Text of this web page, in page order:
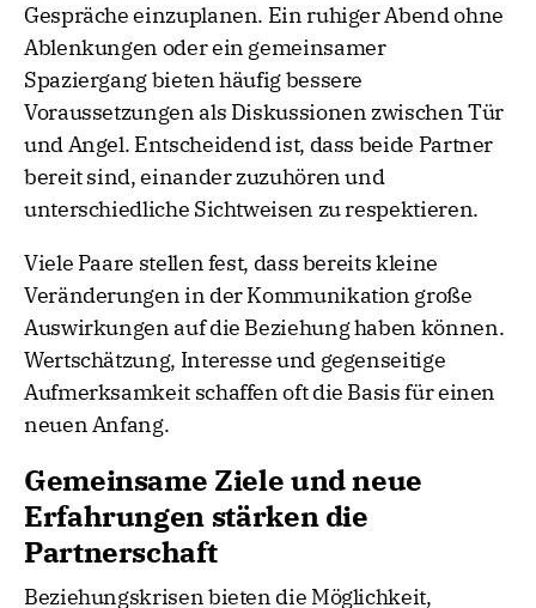
Gespräche einzuplanen. Ein ruhiger Abend ohne
Ablenkungen oder ein gemeinsamer
Spaziergang bieten häufig bessere
Voraussetzungen als Diskussionen zwischen Tür
und Angel. Entscheidend ist, dass beide Partner
bereit sind, einander zuzuhören und
unterschiedliche Sichtweisen zu respektieren.
Viele Paare stellen fest, dass bereits kleine
Veränderungen in der Kommunikation große
Auswirkungen auf die Beziehung haben können.
Wertschätzung, Interesse und gegenseitige
Aufmerksamkeit schaffen oft die Basis für einen
neuen Anfang.
Gemeinsame Ziele und neue
Erfahrungen stärken die
Partnerschaft
Beziehungskrisen bieten die Möglichkeit,